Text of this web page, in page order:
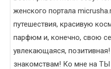
женского портала
путешествия, красивую
парфюм и, конечно, свою
увлекающаяся,
знакомствам! Ко мне на ТЫ